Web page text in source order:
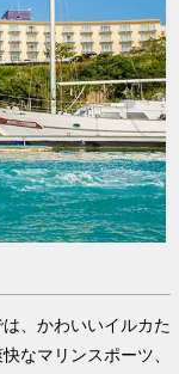
、かわいいイルカた
なマリンスポーツ、